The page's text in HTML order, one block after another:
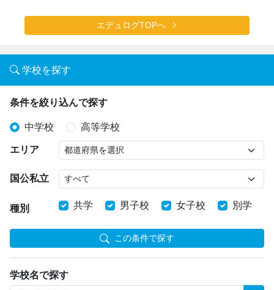
エデュログTOPへ
学校を探す
条件を絞り込んで探す
中学校 高等学校
エリア
国公私立
種別 共学 男子校 女子校 別学
この条件で探す
学校名で探す